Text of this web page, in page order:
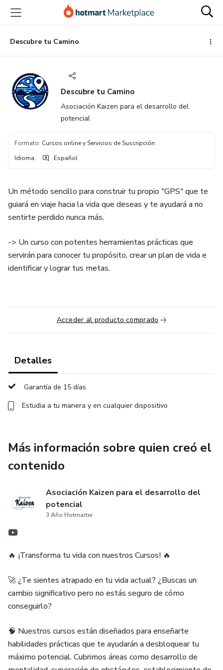
principal
página
de
página
Descubre tu Camino
Descubre tu Camino
Asociación Kaizen para el desarrollo del
potencial
Formato: Cursos online y Servicios de Suscripción
Idioma: Español
Un método sencillo para construir tu propio "GPS" que te
guiará en viaje hacia la vida que deseas y te ayudará a no
sentirte perdido nunca más.
-> Un curso con potentes herramientas prácticas que
servirán para conocer tu propósito, crear un plan de vida e
identificar y lograr tus metas.
Acceder al producto comprado
Detalles
Garantía de 15 días
Estudia a tu manera y en cualquier dispositivo
Más información sobre quien creó el
contenido
Asociación Kaizen para el desarrollo del
potencial
3 Año Hotmarter
🔥 ¡Transforma tu vida con nuestros Cursos! 🔥
🚀 ¿Te sientes atrapado en tu vida actual? ¿Buscas un
cambio significativo pero no estás seguro de cómo
conseguirlo?
🧠 Nuestros cursos están diseñados para enseñarte
habilidades prácticas que te ayudarán a desbloquear tu
máximo potencial. Cubrimos áreas como desarrollo de